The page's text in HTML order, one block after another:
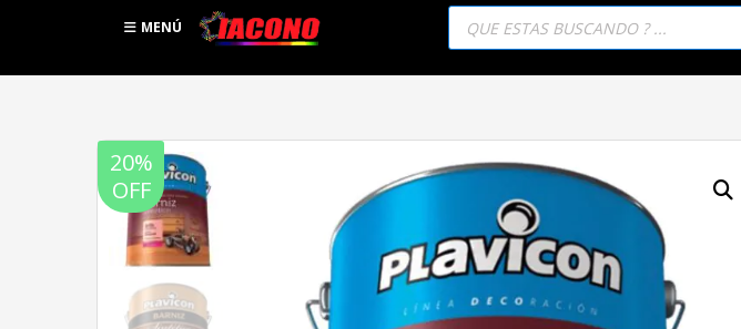
MENÚ
Búsqueda
productos
20%
OFF